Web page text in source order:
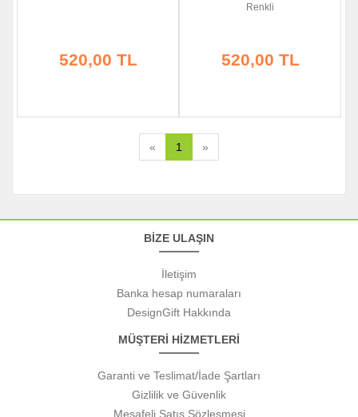
520,00 TL
Renkli
520,00 TL
« 1 »
BİZE ULAŞIN
İletişim
Banka hesap numaraları
DesignGift Hakkında
MÜŞTERİ HİZMETLERİ
Garanti ve Teslimat/İade Şartları
Gizlilik ve Güvenlik
Mesafeli Satış Sözleşmesi